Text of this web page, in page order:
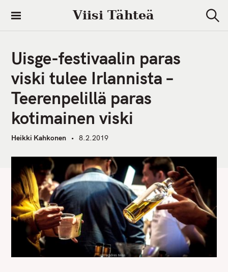
i
Viisi Tähteä
e
Uisge-festivaalin paras
viski tulee Irlannista –
Teerenpelillä paras
kotimainen viski
Heikki Kahkonen 8.2.2019